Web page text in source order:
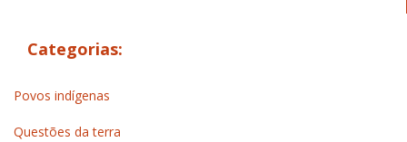
Categorias:
Povos indígenas
Questões da terra